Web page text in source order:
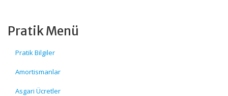
Pratik Menü
Pratik Bilgiler
Amortismanlar
Asgari Ücretler